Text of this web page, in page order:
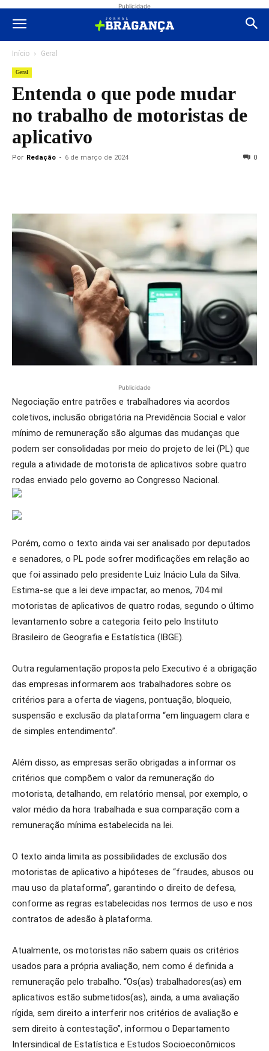
Publicidade
Início Geral
Geral
Entenda o que pode mudar
no trabalho de motoristas de
aplicativo
Por Redação - 6 de março de 2024 0
Publicidade
Negociação entre patrões e trabalhadores via acordos
coletivos, inclusão obrigatória na Previdência Social e valor
mínimo de remuneração são algumas das mudanças que
podem ser consolidadas por meio do projeto de lei (PL) que
regula a atividade de motorista de aplicativos sobre quatro
rodas enviado pelo governo ao Congresso Nacional.
Porém, como o texto ainda vai ser analisado por deputados
e senadores, o PL pode sofrer modificações em relação ao
que foi assinado pelo presidente Luiz Inácio Lula da Silva.
Estima-se que a lei deve impactar, ao menos, 704 mil
motoristas de aplicativos de quatro rodas, segundo o último
levantamento sobre a categoria feito pelo Instituto
Brasileiro de Geografia e Estatística (IBGE).
Outra regulamentação proposta pelo Executivo é a obrigação
das empresas informarem aos trabalhadores sobre os
critérios para a oferta de viagens, pontuação, bloqueio,
suspensão e exclusão da plataforma “em linguagem clara e
de simples entendimento”.
Além disso, as empresas serão obrigadas a informar os
critérios que compõem o valor da remuneração do
motorista, detalhando, em relatório mensal, por exemplo, o
valor médio da hora trabalhada e sua comparação com a
remuneração mínima estabelecida na lei.
O texto ainda limita as possibilidades de exclusão dos
motoristas de aplicativo a hipóteses de “fraudes, abusos ou
mau uso da plataforma”, garantindo o direito de defesa,
conforme as regras estabelecidas nos termos de uso e nos
contratos de adesão à plataforma.
Atualmente, os motoristas não sabem quais os critérios
usados para a própria avaliação, nem como é definida a
remuneração pelo trabalho. “Os(as) trabalhadores(as) em
aplicativos estão submetidos(as), ainda, a uma avaliação
rígida, sem direito a interferir nos critérios de avaliação e
sem direito à contestação”, informou o Departamento
Intersindical de Estatística e Estudos Socioeconômicos